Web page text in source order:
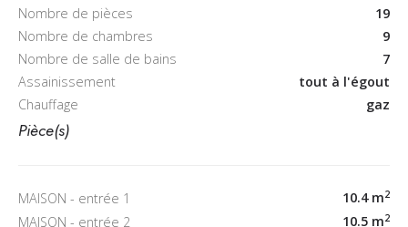
Nombre de pièces
19
Nombre de chambres
9
Nombre de salle de bains
7
Assainissement
tout à l'égout
Chauffage
gaz
Pièce(s)
MAISON - entrée 1 10.4 m2
MAISON - entrée 2 10.5 m2